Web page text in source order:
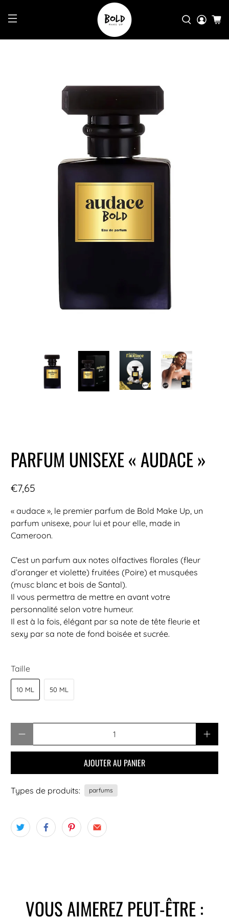
PARFUM UNISEXE « AUDACE »
€7,65
« audace », le premier parfum de Bold Make Up, un
parfum unisexe, pour lui et pour elle, made in
Cameroon.
C’est un parfum aux notes olfactives florales (fleur
d’oranger et violette) fruitées (Poire) et musquées
(musc blanc et bois de Santal).
Il vous permettra de mettre en avant votre
personnalité selon votre humeur.
Il est à la fois, élégant par sa note de tête fleurie et
sexy par sa note de fond boisée et sucrée.
Taille
10 ML 50 ML
AJOUTER AU PANIER
Types de produits: parfums
VOUS AIMEREZ PEUT-ÊTRE :